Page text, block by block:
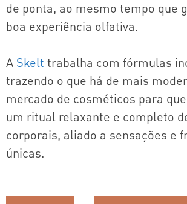
de ponta, ao mesmo tempo que
boa experiência olfativa.
A Skelt trabalha com fórmulas
trazendo o que há de mais
mercado de cosméticos para
um ritual relaxante e completo
corporais, aliado a sensações e
únicas.